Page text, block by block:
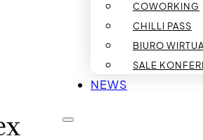
COWORKING
CHILLI PASS
BIURO
SALE
NEWS